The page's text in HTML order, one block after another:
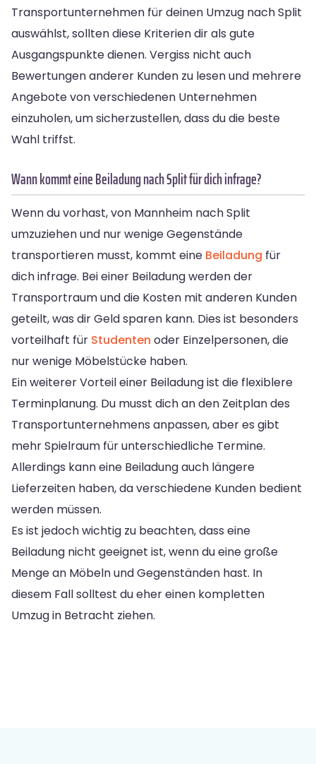
Transportunternehmen für deinen Umzug nach Split
auswählst, sollten diese Kriterien dir als gute
Ausgangspunkte dienen. Vergiss nicht auch
Bewertungen anderer Kunden zu lesen und mehrere
Angebote von verschiedenen Unternehmen
einzuholen, um sicherzustellen, dass du die beste
Wahl triffst.
Wann kommt eine Beiladung nach Split für dich infrage?
Wenn du vorhast, von Mannheim nach Split
umzuziehen und nur wenige Gegenstände
transportieren musst, kommt eine Beiladung für
dich infrage. Bei einer Beiladung werden der
Transportraum und die Kosten mit anderen Kunden
geteilt, was dir Geld sparen kann. Dies ist besonders
vorteilhaft für Studenten oder Einzelpersonen, die
nur wenige Möbelstücke haben.
Ein weiterer Vorteil einer Beiladung ist die flexiblere
Terminplanung. Du musst dich an den Zeitplan des
Transportunternehmens anpassen, aber es gibt
mehr Spielraum für unterschiedliche Termine.
Allerdings kann eine Beiladung auch längere
Lieferzeiten haben, da verschiedene Kunden bedient
werden müssen.
Es ist jedoch wichtig zu beachten, dass eine
Beiladung nicht geeignet ist, wenn du eine große
Menge an Möbeln und Gegenständen hast. In
diesem Fall solltest du eher einen kompletten
Umzug in Betracht ziehen.